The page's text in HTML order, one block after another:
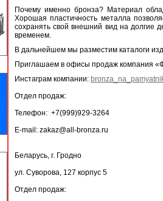
Почему именно бронза? Материал
Хорошая пластичность металла
сохранять свой внешний вид на долгие
временем.
В дальнейшем мы разместим каталоги
Приглашаем в офисы продаж компания
Инстаграм компании:
Отдел продаж:
Телефон: +7(999)929-3264
E-mail: zakaz@all-bronza.ru
Беларусь, г. Гродно
ул. Суворова, 127 корпус 5
Отдел продаж: